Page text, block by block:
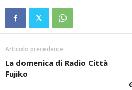
Articolo precedente
La domenica di Radio Città
Fujiko